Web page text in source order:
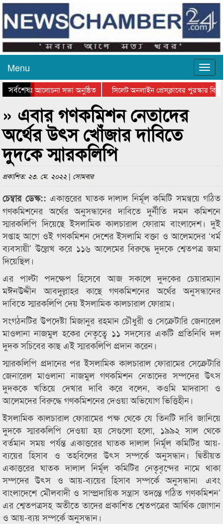
Menu
সর্বশেষ
দিবসের আলোচনা সভা অনুষ্ঠিত
সিলেট অনলাইন প্রেসক্লাবের পুরস্কার
সভা ও সম্মাননা প্রদান
কানাইঘাটের কিশোর আহাদের খুনি
» এবার গণকমিশন নেতাদের
অর্থের উৎস খোঁজার দাবিতে
দুদকে স্মারকলিপি
প্রকাশিত: ২৩. মে. ২০২২ | সোমবার
চেম্বার ডেস্ক:: একাত্তরের ঘাতক দালাল নির্মূল কমিটি সমন্বয়ে গঠিত
গণকমিশনের অর্থের অনুসন্ধানের দাবিতে দুর্নীতি দমন কমিশনে
স্মারকলিপি দিয়েছে ইসলামিক কালচারাল ফোরাম বাংলাদেশ। দুই
সপ্তাহ আগে ওই গণকমিশন দেশের ইসলামি বক্তা ও আলেমদের ‘ধর্ম
ব্যবসায়ী’ উল্লেখ করে ১১৬ আলেমের বিরুদ্ধে দুদকে শ্বেতপত্র জমা
দিয়েছিল।
এর পাল্টা পদক্ষেপ হিসেবে আজ সকালে দুদকের চেয়ারম্যান
মঈনউদ্দীন আবদুল্লাহর কাছে গণকমিশনের অর্থের অনুসন্ধানের
দাবিতে স্মারকলিপি দেয় ইসলামিক কালচারাল ফোরাম।
সংগঠনটির উপদেষ্টা মিজানুর রহমান চৌধুরী ও সেক্রেটারি জেনারেল
মাওলানা নাজমুল হকের নেতৃত্বে ১১ সদস্যের একটি প্রতিনিধি দল
দুদক সচিবের কাছ এই স্মারকলিপি প্রদান করেন।
স্মারকলিপি প্রদানের পর ইসলামিক কালচারাল ফোরামের সেক্রেটারি
জেনারেল মাওলানা নাজমুল গণকমিশন নেতাদের সম্পদের উৎস
দুদককে খতিয়ে দেখার দাবি করে বলেন, কওমি মাদরাসা ও
আলেমদের বিরুদ্ধে গণকমিশনের দেওয়া অভিযোগ ভিত্তিহীন।
ইসলামিক কালচারাল ফোরামের পক্ষ থেকে যে তিনটি দাবি জানিয়ে
দুদকে স্মারকলিপি দেওয়া হয় সেগুলো হলো, ১৯৯২ সাল থেকে
বর্তমান সময় পর্যন্ত একাত্তরের ঘাতক দালাল নির্মূল কমিটির আয়-
ব্যয়ের হিসাব ও তহবিলের উৎস সম্পর্কে অনুসন্ধান। দ্বিতীয়ত
একাত্তরের ঘাতক দালাল নির্মূল কমিটির নেতৃবৃন্দের নামে থাকা
সম্পদের উৎস ও আয়-ব্যয়ের হিসাব সম্পর্কে অনুসন্ধান৷ এবং
বাংলাদেশে মৌলবাদী ও সাম্প্রদায়িক সন্ত্রাস তদন্তে গঠিত গণকমিশন’
এর শ্বেতপত্রসহ অতীতে তাদের প্রকাশিত শ্বেতপত্রের আর্থিক জোগান
ও আয়-ব্যয় সম্পর্কে অনুসন্ধান।